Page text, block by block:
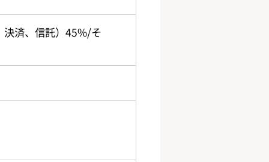
決済、信託）45%/そ